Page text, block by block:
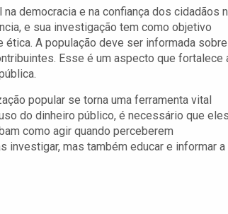
democracia e na confiança dos cidadãos
e sua investigação tem como objetivo
A população deve ser informada sobre
Esse é um aspecto que fortalece
popular se torna uma ferramenta vital
do dinheiro público, é necessário que
como agir quando perceberem
investigar, mas também educar e informar a